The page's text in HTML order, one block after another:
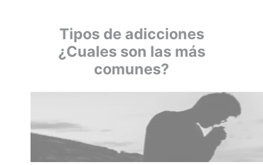
Tipos de adicciones
¿Cuales son las más
comunes?